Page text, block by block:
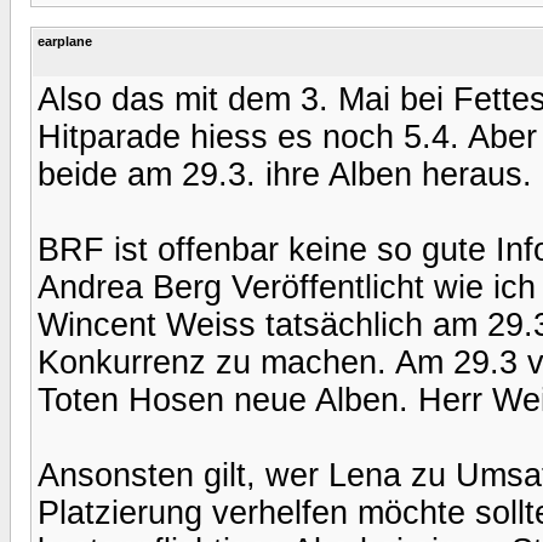
earplane
Also das mit dem 3. Mai bei
Hitparade hiess es noch 5.4.
beide am 29.3. ihre Alben heraus.
BRF ist offenbar keine so gute
Andrea Berg Veröffentlicht wie
Wincent Weiss tatsächlich am
Konkurrenz zu machen. Am 29.3
Toten Hosen neue Alben. Herr
Ansonsten gilt, wer Lena zu
Platzierung verhelfen möchte